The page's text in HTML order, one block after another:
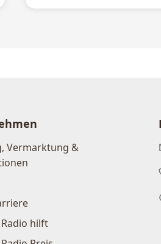
Vermarktung &
hilft